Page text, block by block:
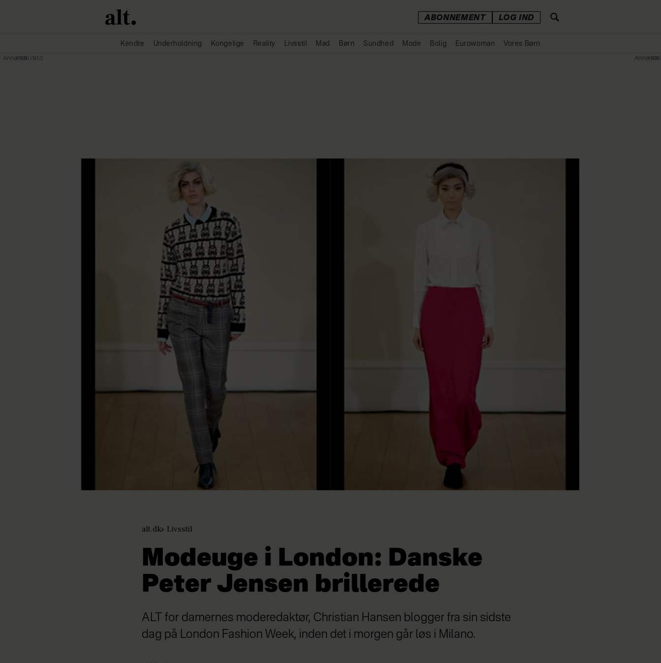
ABONNEMENT LOG IND
Kendte Underholdning Kongelige Reality Livsstil Mad Børn Sundhed Mode Bolig Eurowoman Vores Børn
alt.dk Livsstil
Modeuge i London: Danske
Peter Jensen brillerede
ALT for damernes moderedaktør, Christian Hansen blogger fra sin sidste
dag på London Fashion Week, inden det i morgen går løs i Milano.
Annonce Annonce